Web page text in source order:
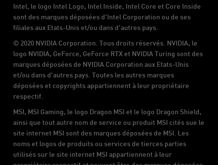
Intel, le logo Intel Logo, Intel Inside, Intel Core et Core Inside
sont des marques déposées d'Intel Corporation ou de ses
filiales aux Etats-Unis et/ou dans d'autres pays.
© 2020 NVIDIA Corporation. Tous droits réservés. NVIDIA, le
logo NVIDIA, GeForce, GeForce RTX et NVIDIA Turing sont des
marques déposées de NVIDIA Corporation aux Etats-Unis
et/ou dans d'autres pays. Toutes les autres marques
déposées et copyrights appartiennent à leur propriétaire
respectif.
MSI, MSI Gaming, le logo Dragon MSI et le logo Dragon Shield,
ainsi que tout autre nom de service ou produit MSI cités sue le
site internet MSI sont des marques déposées de MSI. Les
noms et logos de produits ou services de tierces parties
utilisés sur le site internet MSI appartiennent à leur